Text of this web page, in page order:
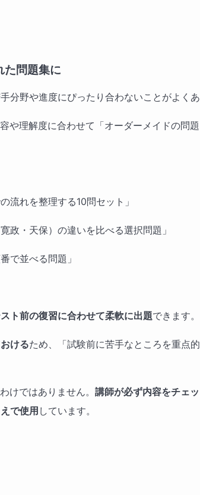
た問題集に
分野や進度にぴったり合わないことがよくあ
や理解度に合わせて「オーダーメイドの問
流れを整理する10問セット」
政・天保）の違いを比べる選択問題」
で並べる問題」
ト前の復習に合わせて柔軟に出題できます。
けるため、「試験前に苦手なところを重点
けではありません。 講師が必ず内容をチェ
で使用 しています。